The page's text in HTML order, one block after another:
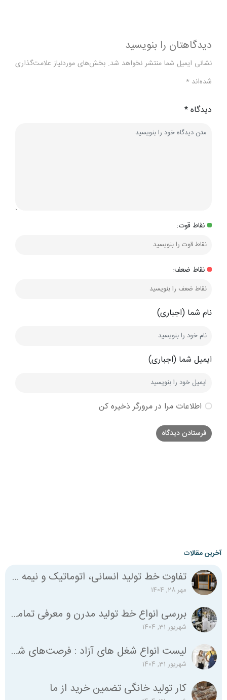
دیدگاهتان را بنویسید
نشانی ایمیل شما منتشر نخواهد شد. بخش‌های موردنیاز علامت‌گذاری
شده‌اند *
دیدگاه*
نقاط قوت:
نقاط ضعف:
نام شما (اجباری)
ایمیل شما (اجباری)
اطلاعات مرا در مرورگر ذخیره کن
آخرین مقالات
تفاوت خط تولید انسانی، اتوماتیک و نیمه اتوماتیک چیست؟
مهر 28, 1404
بررسی انواع خط تولید مدرن و معرفی تمامی استانداردهای لازم
شهریور 31, 1404
لیست انواع شغل‌ های آزاد : فرصت‌های شغلی متنوع برای همه
شهریور 31, 1404
کار تولید خانگی تضمین خرید از ما